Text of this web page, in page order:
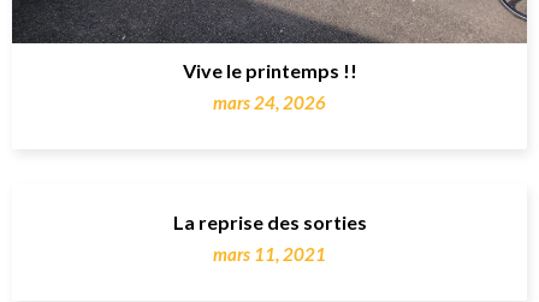
Vive le printemps !!
mars 24, 2026
La reprise des sorties
mars 11, 2021